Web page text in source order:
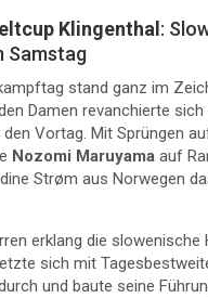
Klingenthal :
Samstag
stand ganz im
Damen revanchierte sich
Vortag. Mit Sprüngen
Nozomi Maruyama auf
Strøm aus Norwegen
erklang die slowenische
sich mit
und baute seine